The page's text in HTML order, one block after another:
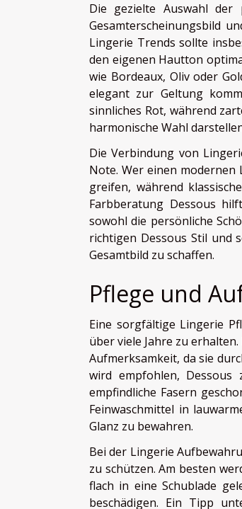
Die gezielte Auswahl der
Gesamterscheinungsbild
Lingerie Trends sollte
den eigenen Hautton
wie Bordeaux, Oliv oder
elegant zur Geltung
sinnliches Rot, während
harmonische Wahl
Die Verbindung von
Note. Wer einen
greifen, während
Farbberatung Dessous
sowohl die persönliche
richtigen Dessous Stil und
Gesamtbild zu schaffen.
Pflege und
Eine sorgfältige Lingerie
über viele Jahre zu
Aufmerksamkeit, da sie
wird empfohlen, Dessous
empfindliche Fasern
Feinwaschmittel in
Glanz zu bewahren.
Bei der Lingerie
zu schützen. Am besten
flach in eine Schublade
beschädigen. Ein Tipp